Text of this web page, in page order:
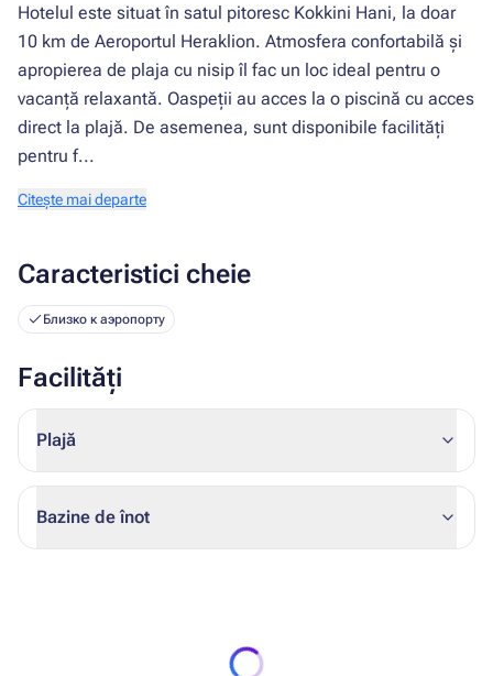
Hotelul este situat în satul pitoresc Kokkini Hani, la doar
10 km de Aeroportul Heraklion. Atmosfera confortabilă și
apropierea de plaja cu nisip îl fac un loc ideal pentru o
vacanță relaxantă. Oaspeții au acces la o piscină cu acces
direct la plajă. De asemenea, sunt disponibile facilități
pentru f...
Citește mai departe
Caracteristici cheie
Близко к аэропорту
Facilități
Plajă
Bazine de înot